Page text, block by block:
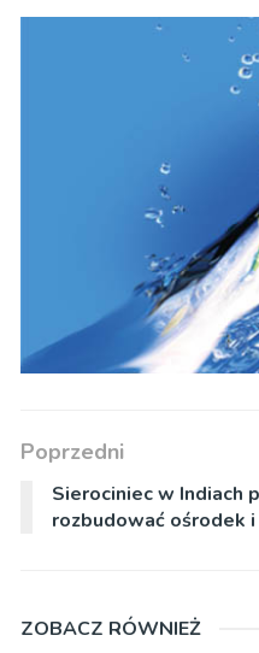
Poprzedni
Sierociniec w Indiach
rozbudować ośrodek
ZOBACZ RÓWNIEŻ